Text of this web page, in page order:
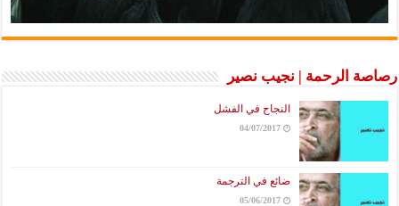
رصاصة الرحمة | نجيب نصير
النجاح في الفشل
04/07/2017
ضائع في الترجمة
05/06/2017